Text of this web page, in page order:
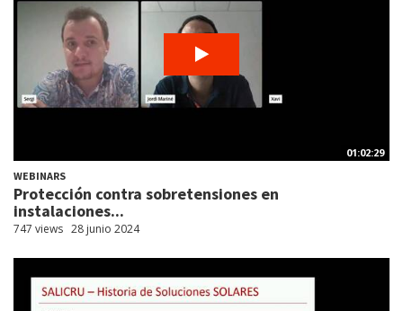
01:02:29
WEBINARS
Protección contra sobretensiones en
instalaciones...
747 views 28 junio 2024